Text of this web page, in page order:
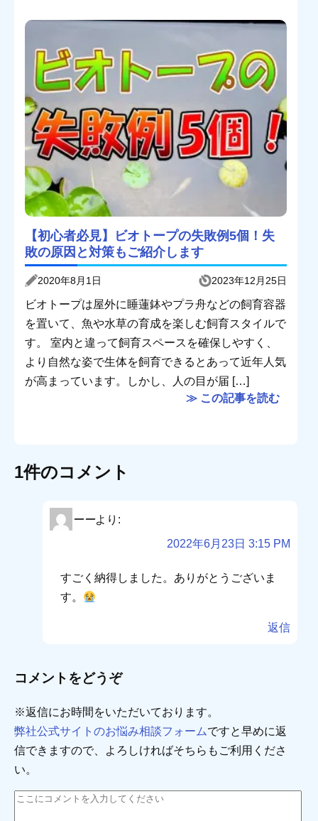
【初心者必見】ビオトープの失敗例5個！失
敗の原因と対策もご紹介します
2020年8月1日 2023年12月25日
ビオトープは屋外に睡蓮鉢やプラ舟などの飼育容器
を置いて、魚や水草の育成を楽しむ飼育スタイルで
す。 室内と違って飼育スペースを確保しやすく、
より自然な姿で生体を飼育できるとあって近年人気
が高まっています。しかし、人の目が届 […]
≫ この記事を読む
1件のコメント
ーーより:
2022年6月23日 3:15 PM
すごく納得しました。ありがとうございま
す。
返信
コメントをどうぞ
※返信にお時間をいただいております。
弊社公式サイトのお悩み相談フォームですと早めに返
信できますので、よろしければそちらもご利用くださ
い。